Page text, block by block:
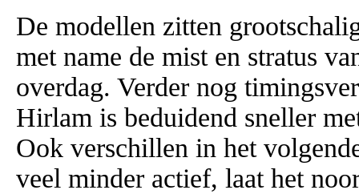
De modellen zitten
met name de mist en stratus
overdag. Verder nog
Hirlam is beduidend sneller
Ook verschillen in het
veel minder actief, laat het